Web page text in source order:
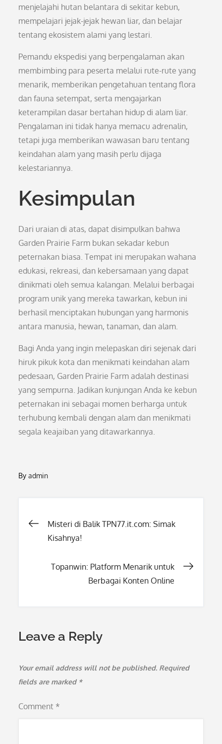
menjelajahi hutan belantara di sekitar kebun,
mempelajari jejak-jejak hewan liar, dan belajar
tentang ekosistem alami yang lestari.
Pemandu ekspedisi yang berpengalaman akan
membimbing para peserta melalui rute-rute yang
menarik, memberikan pengetahuan tentang flora
dan fauna setempat, serta mengajarkan
keterampilan dasar bertahan hidup di alam liar.
Pengalaman ini tidak hanya memacu adrenalin,
tetapi juga memberikan wawasan baru tentang
keindahan alam yang masih perlu dijaga
kelestariannya.
Kesimpulan
Dari uraian di atas, dapat disimpulkan bahwa
Garden Prairie Farm bukan sekadar kebun
peternakan biasa. Tempat ini merupakan wahana
edukasi, rekreasi, dan kebersamaan yang dapat
dinikmati oleh semua kalangan. Melalui berbagai
program unik yang mereka tawarkan, kebun ini
berhasil menciptakan hubungan yang harmonis
antara manusia, hewan, tanaman, dan alam.
Bagi Anda yang ingin melepaskan diri sejenak dari
hiruk pikuk kota dan menikmati keindahan alam
pedesaan, Garden Prairie Farm adalah destinasi
yang sempurna. Jadikan kunjungan Anda ke kebun
peternakan ini sebagai momen berharga untuk
terhubung kembali dengan alam dan menikmati
segala keajaiban yang ditawarkannya.
Byadmin
Post
Misteri di Balik TPN77.it.com: Simak
Kisahnya!
Topanwin: Platform Menarik untuk
Berbagai Konten Online
Leave a Reply
Your email address will not be published. Required
fields are marked *
Comment *